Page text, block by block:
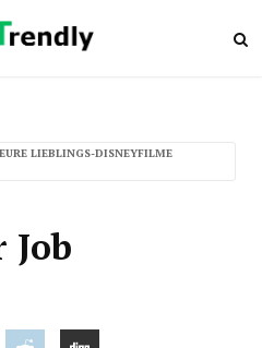
LIEBLINGS-DISNEYFILME
Job